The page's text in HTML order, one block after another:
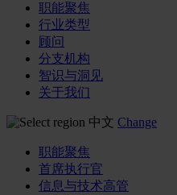
职能聚焦
行业类型
顾问
分支机构
智识与洞见
关于我们
中文 Change
职能聚焦
首席执行官
信息与技术高管